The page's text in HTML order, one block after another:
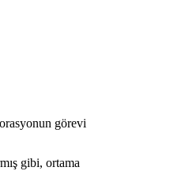
görevi
gibi, ortama